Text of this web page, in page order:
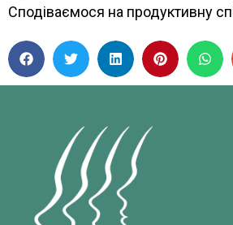
Сподіваємося на продуктивну